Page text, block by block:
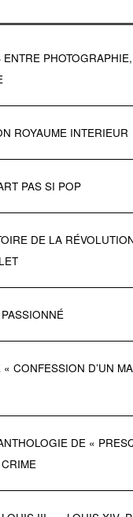
ROYAUME INTERIEUR
PAS SI POP
DE LA
CONFESSION D’UN
DE «